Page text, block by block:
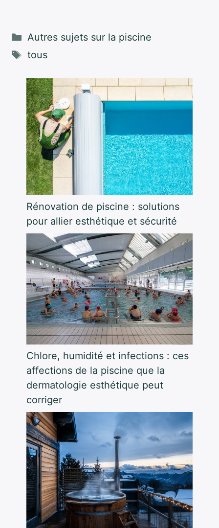
Catégories
Autres sujets sur la piscine
Étiquettes
tous
Rénovation de piscine : solutions
pour allier esthétique et sécurité
Chlore, humidité et infections : ces
affections de la piscine que la
dermatologie esthétique peut
corriger